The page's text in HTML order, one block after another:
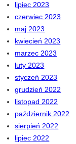
lipiec 2023
czerwiec 2023
maj 2023
kwiecień 2023
marzec 2023
luty 2023
styczeń 2023
grudzień 2022
listopad 2022
październik 2022
sierpień 2022
lipiec 2022